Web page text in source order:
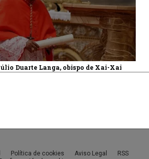
Duarte Langa, obispo de Xai-Xai
Política de cookies Aviso Legal
RSS